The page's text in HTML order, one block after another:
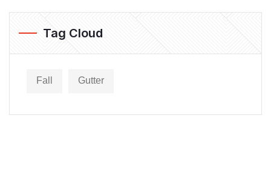
Tag Cloud
Fall Gutter